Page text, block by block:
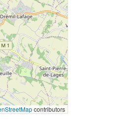
contributors